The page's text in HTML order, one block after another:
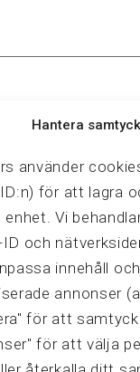
Hantera
använder
för att lagra
Vi
ID och
innehåll
annonser
för att
för att välja
Samarbeten
Press & media
FRN,